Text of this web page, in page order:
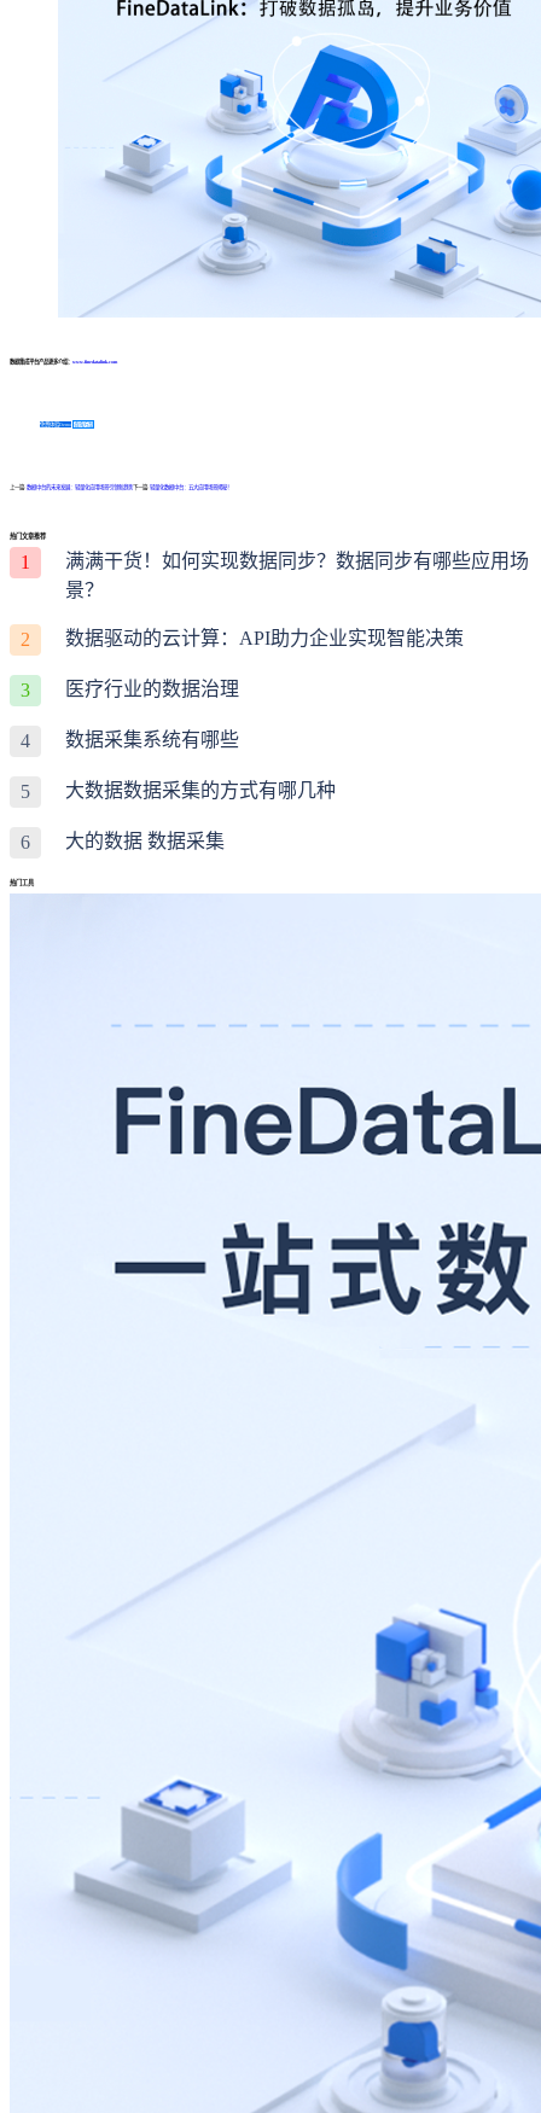
数据集成平台产品更多介绍： www.finedatalink.com
免费体验Demo 咨询方案
上一篇: 数据中台的未来发展：轻量化应用场景引领新趋势下一篇: 轻量化数据中台：五大应用场景揭秘！
热门文章推荐
1
满满干货！如何实现数据同步？数据同步有哪些应用场
景？
2 数据驱动的云计算：API助力企业实现智能决策
3 医疗行业的数据治理
4 数据采集系统有哪些
5 大数据数据采集的方式有哪几种
6 大的数据 数据采集
热门工具